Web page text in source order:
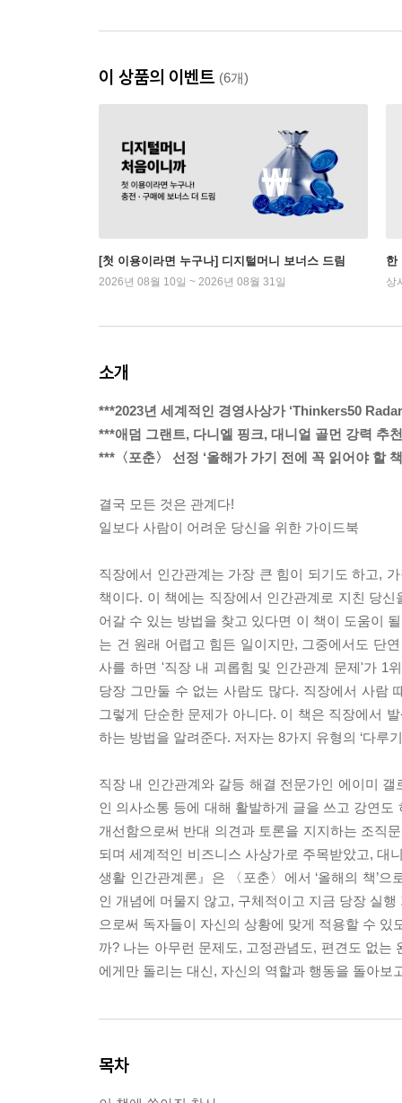
이 상품의 이벤트 (6개)
[첫 이용이라면 누구나] 디지털머니 보너스 드림
2026년 08월 10일 ~ 2026년 08월 31일
한
상
소개
***2023년 세계적인 경영사상가 ‘Thinkers50
***애덤 그랜트, 다니엘 핑크, 대니얼 골먼 강력 추
***〈포춘〉 선정 ‘올해가 가기 전에 꼭 읽어야 할 책
결국 모든 것은 관계다!
일보다 사람이 어려운 당신을 위한 가이드북
직장에서 인간관계는 가장 큰 힘이 되기도 하고,
책이다. 이 책에는 직장에서 인간관계로 지친 당
어갈 수 있는 방법을 찾고 있다면 이 책이 도움이
는 건 원래 어렵고 힘든 일이지만, 그중에서도 단
사를 하면 '직장 내 괴롭힘 및 인간관계 문제'가 1
당장 그만둘 수 없는 사람도 많다. 직장에서 사람
그렇게 단순한 문제가 아니다. 이 책은 직장에서
하는 방법을 알려준다. 저자는 8가지 유형의 ‘다루
직장 내 인간관계와 갈등 해결 전문가인 에이미
인 의사소통 등에 대해 활발하게 글을 쓰고 강연
개선함으로써 반대 의견과 토론을 지지하는 조직
되며 세계적인 비즈니스 사상가로 주목받았고, 대
생활 인간관계론』은 〈포춘〉에서 ‘올해의 책’
인 개념에 머물지 않고, 구체적이고 지금 당장 실
으로써 독자들이 자신의 상황에 맞게 적용할 수
까? 나는 아무런 문제도, 고정관념도, 편견도 없
에게만 돌리는 대신, 자신의 역할과 행동을 돌아보
목차